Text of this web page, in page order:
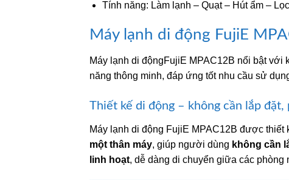
Tính năng: Làm lạnh – Quạt – Hút ẩm –
Máy lạnh di động FujiE
Máy lạnh di độngFujiE MPAC12B nổi bật với
năng thông minh, đáp ứng tốt nhu cầu sử
Thiết kế di động – không cần lắp đặt,
Máy lạnh di động FujiE MPAC12B được thiết
một thân máy, giúp người dùng không cần
linh hoạt, dễ dàng di chuyển giữa các